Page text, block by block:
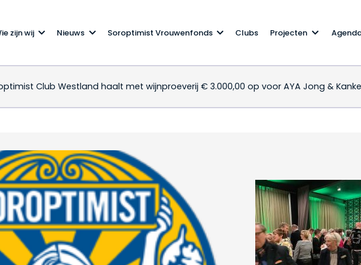
zijn wij Nieuws Soroptimist Vrouwenfonds Clubs Projecten
Club Westland haalt met wijnproeverij € 3.000,00 op voor AYA Jong &
Westland haalt met